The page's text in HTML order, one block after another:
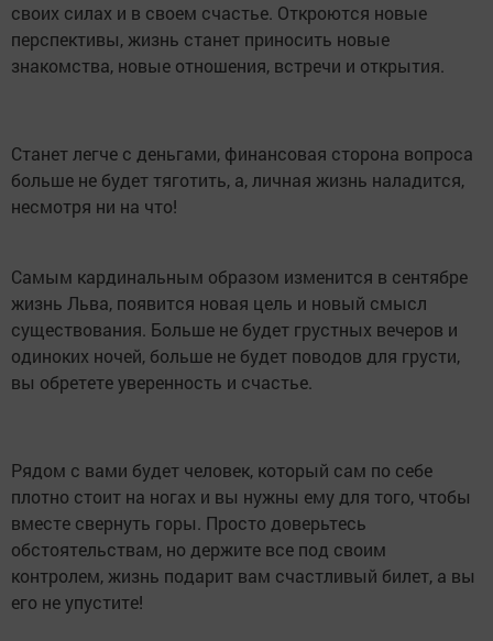
своих силах и в своем счастье. Откроются новые
перспективы, жизнь станет приносить новые
знакомства, новые отношения, встречи и открытия.
Станет легче с деньгами, финансовая сторона вопроса
больше не будет тяготить, а, личная жизнь наладится,
несмотря ни на что!
Самым кардинальным образом изменится в сентябре
жизнь Льва, появится новая цель и новый смысл
существования. Больше не будет грустных вечеров и
одиноких ночей, больше не будет поводов для грусти,
вы обретете уверенность и счастье.
Рядом с вами будет человек, который сам по себе
плотно стоит на ногах и вы нужны ему для того, чтобы
вместе свернуть горы. Просто доверьтесь
обстоятельствам, но держите все под своим
контролем, жизнь подарит вам счастливый билет, а вы
его не упустите!